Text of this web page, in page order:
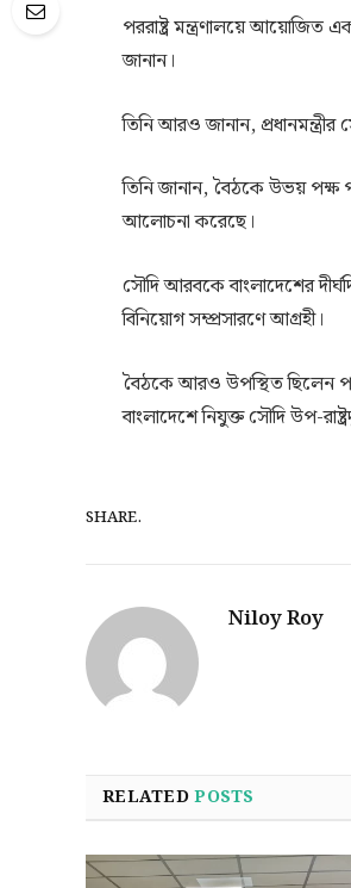
পররাষ্ট্র মন্ত্রণালয়ে আয়োজিত
জানান।
তিনি আরও জানান,
তিনি জানান, বৈঠকে উভয় পক্ষ
আলোচনা করেছে।
সৌদি আরবকে বাংলাদেশের
বিনিয়োগ সম্প্রসারণে আগ্রহী।
বৈঠকে আরও উপস্থিত ছিলেন
বাংলাদেশে নিযুক্ত সৌদি উপ-
SHARE.
Niloy Roy
RELATEDPOSTS